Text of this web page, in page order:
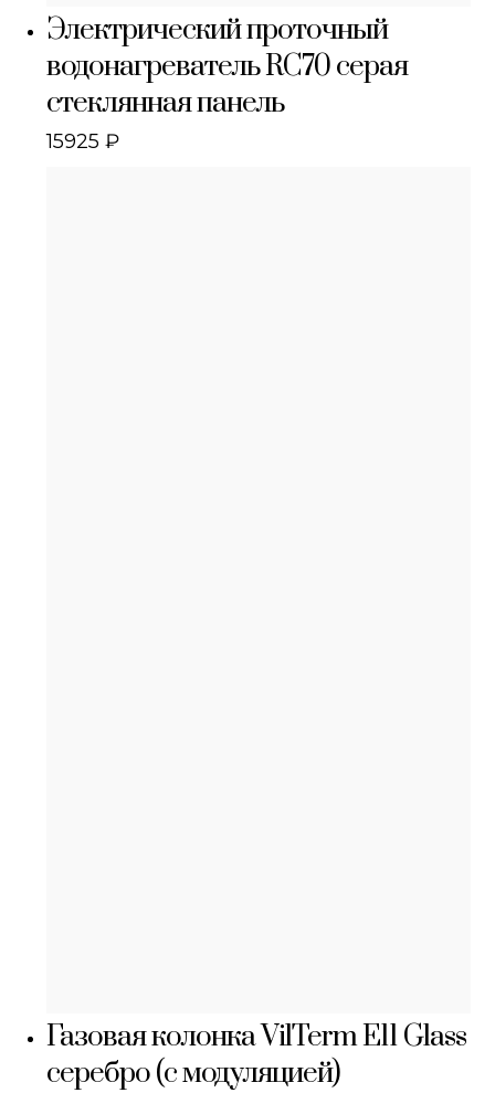
Электрический проточный
водонагреватель RC70 серая
стеклянная панель
15925₽
Газовая колонка VilTerm E11 Glass
серебро (с модуляцией)